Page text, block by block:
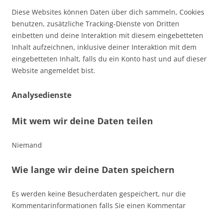
Diese Websites können Daten über dich sammeln, Cookies
benutzen, zusätzliche Tracking-Dienste von Dritten
einbetten und deine Interaktion mit diesem eingebetteten
Inhalt aufzeichnen, inklusive deiner Interaktion mit dem
eingebetteten Inhalt, falls du ein Konto hast und auf dieser
Website angemeldet bist.
Analysedienste
Mit wem wir deine Daten teilen
Niemand
Wie lange wir deine Daten speichern
Es werden keine Besucherdaten gespeichert, nur die
Kommentarinformationen falls Sie einen Kommentar